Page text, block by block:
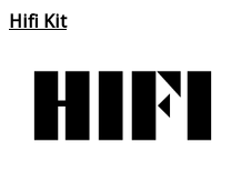
Hifi Kit